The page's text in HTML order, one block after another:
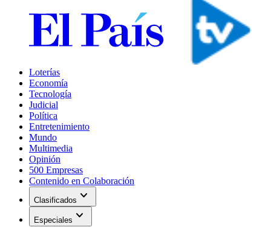
Loterías
Economía
Tecnología
Judicial
Política
Entretenimiento
Mundo
Multimedia
Opinión
500 Empresas
Contenido en Colaboración
Clasificados expand_more
Especiales expand_more